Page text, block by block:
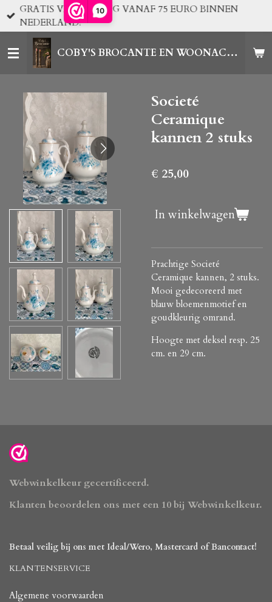
10
Ga
direct
de
hoofdinhoud
COBY'S BROCANTE EN WOONACCESSOIRES
GRATIS VERZENDING VANAF 75 EURO BINNEN
NEDERLAND!
Societé
Ceramique
kannen 2 stuks
€ 25,00
In winkelwagen
Prachtige Societé
Ceramique kannen, 2 stuks.
Mooi gedecoreerd met
blauw bloemenmotief en
goudkleurig omrand.
Hoogte met deksel resp. 25
cm. en 29 cm.
Webwinkelkeur gecertificeerd.
Klanten beoordelen ons met een 10 bij Webwinkelkeur.
Betaal veilig bij ons met Ideal/Wero, Mastercard of Bancontact!
KLANTENSERVICE
Algemene voorwaarden